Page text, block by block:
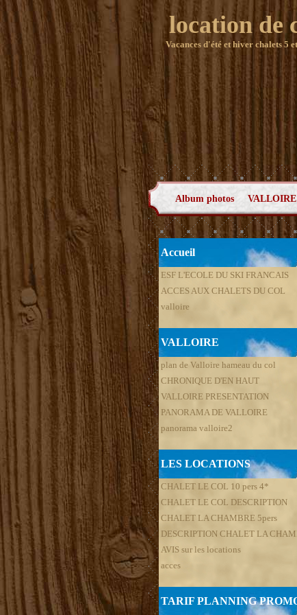
location de
Vacances d'été et hiver chalets 5
Album photos VALLOIRE
Accueil
ESF L'ECOLE DU SKI FRANCAIS
ACCES AUX CHALETS DU COL
valloire
VALLOIRE
plan de Valloire hameau du col
CHRONIQUE D'EN HAUT
VALLOIRE PRESENTATION
PANORAMA DE VALLOIRE
panorama valloire2
LES LOCATIONS
CHALET LE COL 10 pers 4*
CHALET LE COL DESCRIPTION
CHALET LA CHAMBRE 5pers
DESCRIPTION CHALET LA
AVIS sur les locations
acces
TARIF PLANNING